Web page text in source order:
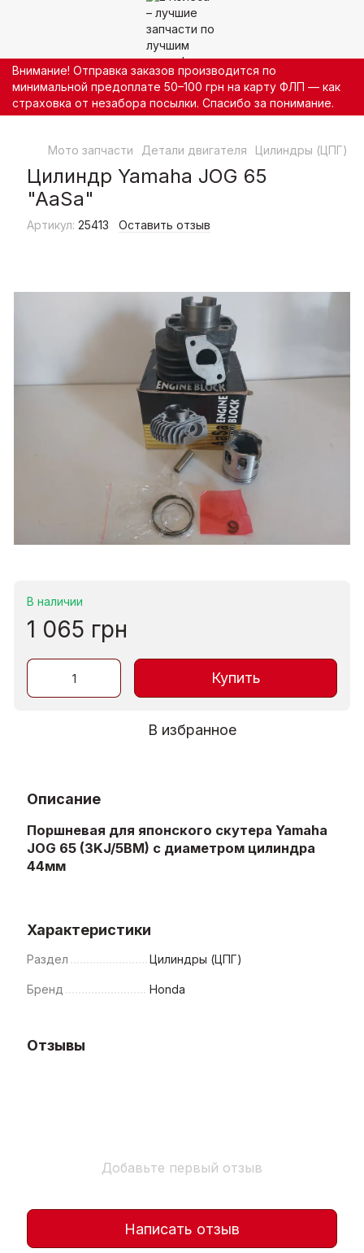
Внимание! Отправка заказов производится по
минимальной предоплате 50–100 грн на карту ФЛП — как
страховка от незабора посылки. Спасибо за понимание.
Мото запчасти Детали двигателя Цилиндры (ЦПГ)
Цилиндр Yamaha JOG 65
"AaSa"
Артикул: 25413 Оставить отзыв
В наличии
1 065 грн
Купить
В избранное
Описание
Поршневая для японского скутера Yamaha
JOG 65 (3KJ/5BM) с диаметром цилиндра
44мм
Характеристики
Раздел Цилиндры (ЦПГ)
Бренд Honda
Отзывы
Добавьте первый отзыв
Написать отзыв